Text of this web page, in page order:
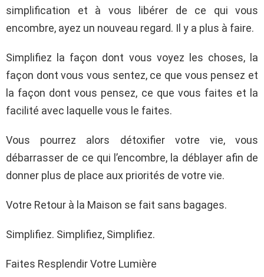
simplification et à vous libérer de ce qui vous
encombre, ayez un nouveau regard. Il y a plus à faire.
Simplifiez la façon dont vous voyez les choses, la
façon dont vous vous sentez, ce que vous pensez et
la façon dont vous pensez, ce que vous faites et la
facilité avec laquelle vous le faites.
Vous pourrez alors détoxifier votre vie, vous
débarrasser de ce qui l’encombre, la déblayer afin de
donner plus de place aux priorités de votre vie.
Votre Retour à la Maison se fait sans bagages.
Simplifiez. Simplifiez, Simplifiez.
Faites Resplendir Votre Lumière